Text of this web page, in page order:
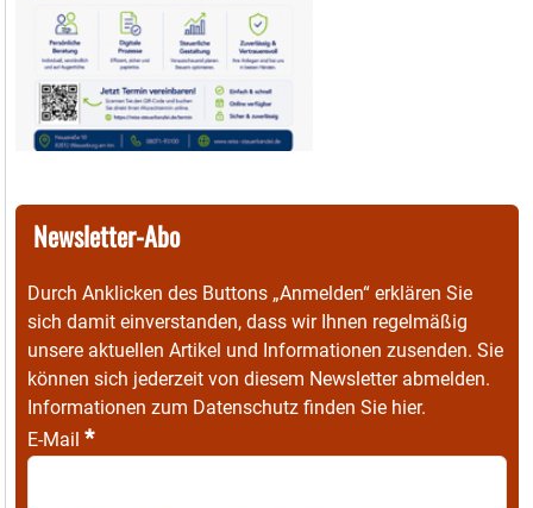
Newsletter-Abo
Durch Anklicken des Buttons „Anmelden“ erklären Sie
sich damit einverstanden, dass wir Ihnen regelmäßig
unsere aktuellen Artikel und Informationen zusenden. Sie
können sich jederzeit von diesem Newsletter abmelden.
Informationen zum Datenschutz finden Sie hier.
E-Mail *